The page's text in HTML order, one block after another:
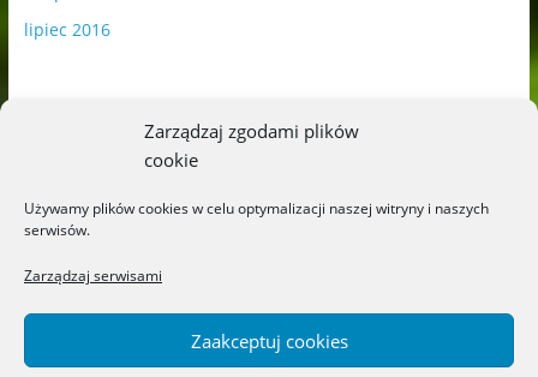
Zarządzaj zgodami plików
cookie
Używamy plików cookies w celu optymalizacji naszej witryny i naszych
serwisów.
Zarządzaj serwisami
Zaakceptuj cookies
lipiec 2016